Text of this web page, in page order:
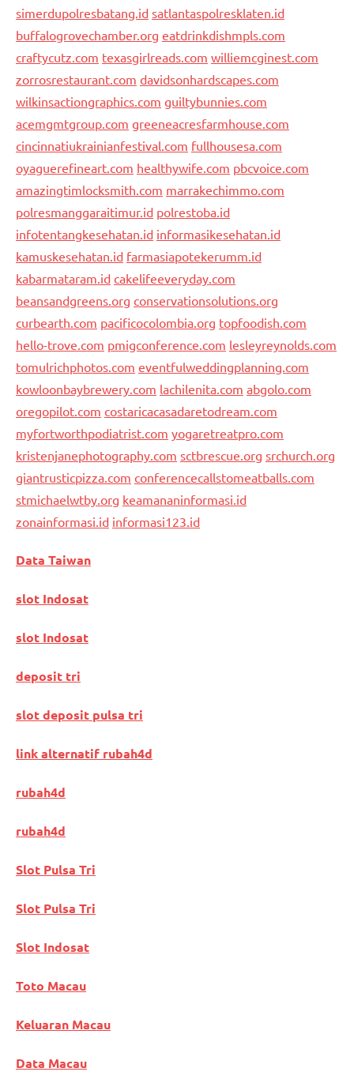
simerdupolresbatang.id satlantaspolresklaten.id
buffalogrovechamber.org eatdrinkdishmpls.com
craftycutz.com texasgirlreads.com williemcginest.com
zorrosrestaurant.com davidsonhardscapes.com
wilkinsactiongraphics.com guiltybunnies.com
acemgmtgroup.com greeneacresfarmhouse.com
cincinnatiukrainianfestival.com fullhousesa.com
oyaguerefineart.com healthywife.com pbcvoice.com
amazingtimlocksmith.com marrakechimmo.com
polresmanggaraitimur.id polrestoba.id
infotentangkesehatan.id informasikesehatan.id
kamuskesehatan.id farmasiapotekerumm.id
kabarmataram.id cakelifeeveryday.com
beansandgreens.org conservationsolutions.org
curbearth.com pacificocolombia.org topfoodish.com
hello-trove.com pmigconference.com lesleyreynolds.com
tomulrichphotos.com eventfulweddingplanning.com
kowloonbaybrewery.com lachilenita.com abgolo.com
oregopilot.com costaricacasadaretodream.com
myfortworthpodiatrist.com yogaretreatpro.com
kristenjanephotography.com sctbrescue.org srchurch.org
giantrusticpizza.com conferencecallstomeatballs.com
stmichaelwtby.org keamananinformasi.id
zonainformasi.id informasi123.id
Data Taiwan
slot Indosat
slot Indosat
deposit tri
slot deposit pulsa tri
link alternatif rubah4d
rubah4d
rubah4d
Slot Pulsa Tri
Slot Pulsa Tri
Slot Indosat
Toto Macau
Keluaran Macau
Data Macau